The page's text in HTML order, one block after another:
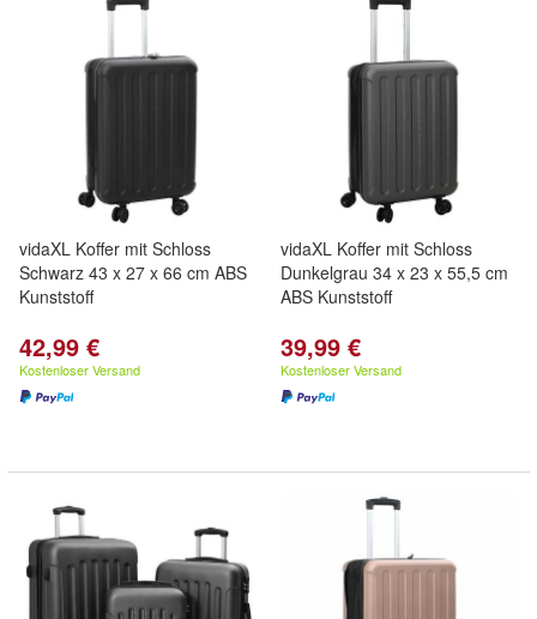
vidaXL Koffer mit Schloss
Schwarz 43 x 27 x 66 cm ABS
Kunststoff
42,99 €
Kostenloser Versand
vidaXL Koffer mit Schloss
Dunkelgrau 34 x 23 x 55,5 cm
ABS Kunststoff
39,99 €
Kostenloser Versand